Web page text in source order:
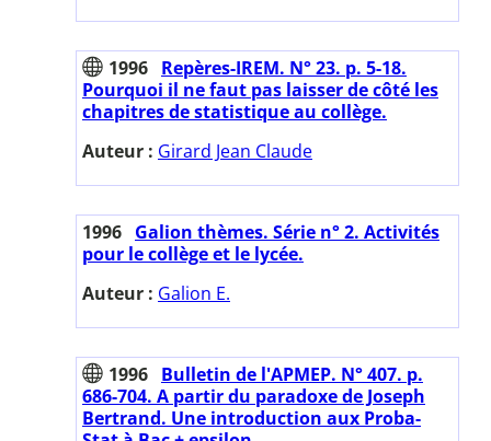
1996 Repères-IREM. N° 23. p. 5-18.
Pourquoi il ne faut pas laisser de côté les
chapitres de statistique au collège.
Auteur : Girard Jean Claude
1996 Galion thèmes. Série n° 2. Activités
pour le collège et le lycée.
Auteur : Galion E.
1996 Bulletin de l'APMEP. N° 407. p.
686-704. A partir du paradoxe de Joseph
Bertrand. Une introduction aux Proba-